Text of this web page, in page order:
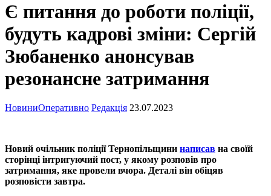
Є питання до роботи поліції,
будуть кадрові зміни: Сергій
Зюбаненко анонсував
резонансне затримання
НовиниОперативно Редакція 23.07.2023
Новий очільник поліції Тернопільщини написав на своїй
сторінці інтригуючий пост, у якому розповів про
затримання, яке провели вчора. Деталі він обіцяв
розповісти завтра.